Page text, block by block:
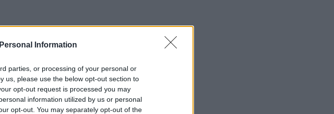
Information
parties, or processing of your personal or
us, please use the below opt-out section to
opt-out request is processed you may
information utilized by us or personal
opt-out. You may separately opt-out of the